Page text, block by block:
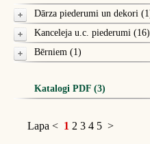
Dārza piederumi un dekori
Kanceleja u.c. piederumi (16)
Bērniem (1)
Katalogi PDF (3)
Lapa < 1 2 3 4 5 >